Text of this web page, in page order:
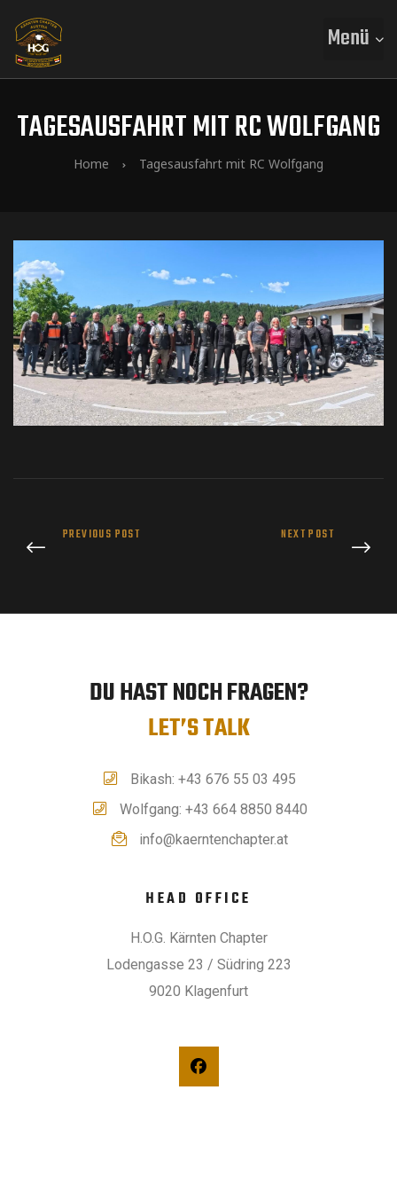
Menü
TAGESAUSFAHRT MIT RC WOLFGANG
Home Tagesausfahrt mit RC Wolfgang
PREVIOUS POST NEXT POST
DU HAST NOCH FRAGEN?
LET’S TALK
Bikash: +43 676 55 03 495
Wolfgang: +43 664 8850 8440
info@kaerntenchapter.at
HEAD OFFICE
H.O.G. Kärnten Chapter
Lodengasse 23 / Südring 223
9020 Klagenfurt